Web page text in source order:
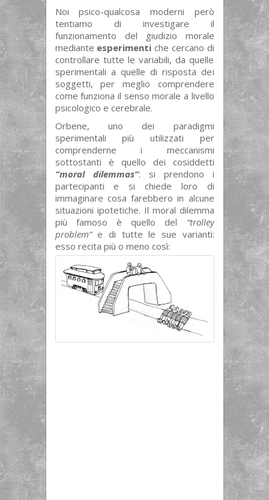
Noi psico-qualcosa moderni però
tentiamo di investigare il
funzionamento del giudizio morale
mediante esperimenti che cercano di
controllare tutte le variabili, da quelle
sperimentali a quelle di risposta dei
soggetti, per meglio comprendere
come funziona il senso morale a livello
psicologico e cerebrale.
Orbene, uno dei paradigmi
sperimentali più utilizzati per
comprenderne i meccanismi
sottostanti è quello dei cosiddetti
“moral dilemmas”: si prendono i
partecipanti e si chiede loro di
immaginare cosa farebbero in alcune
situazioni ipotetiche. Il moral dilemma
più famoso è quello del “trolley
problem”e di tutte le sue varianti:
esso recita più o meno così: